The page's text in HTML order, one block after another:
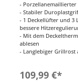
- Porzellanemaillierter
- Stabiler
- 1 Deckellüfter und 3
bessere
- Mit dem
ablesen
- Langlebiger Grillrost
109,99 €*